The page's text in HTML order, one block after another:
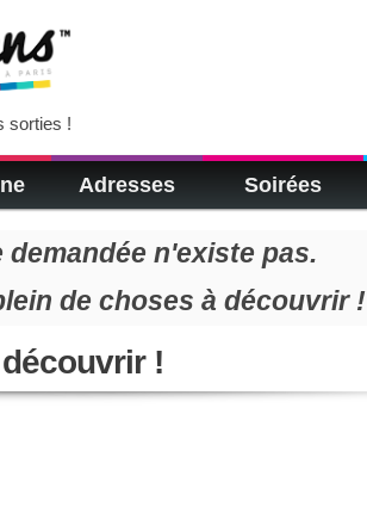
sorties !
Adresses Soirées
demandée n'existe pas.
de choses à découvrir !
!